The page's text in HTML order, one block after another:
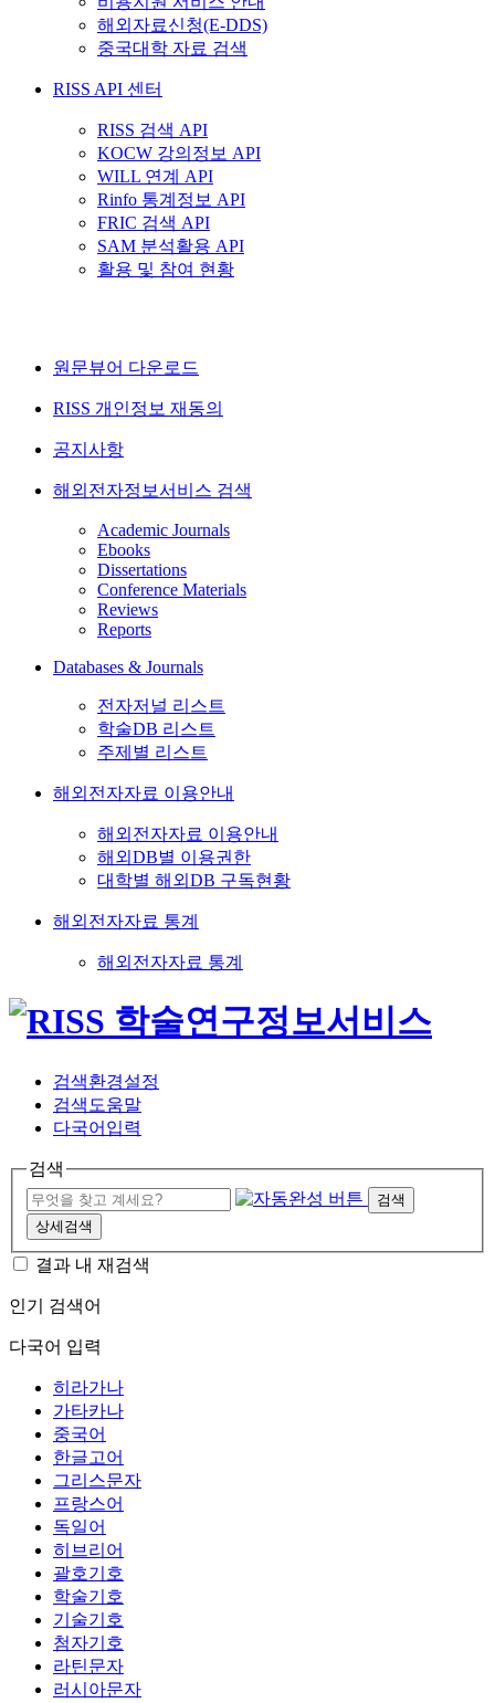
해외자료신청(E-DDS)
중국대학 자료 검색
RISS API 센터
RISS 검색 API
KOCW 강의정보 API
WILL 연계 API
Rinfo 통계정보 API
FRIC 검색 API
SAM 분석활용 API
활용 및 참여 현황
원문뷰어 다운로드
RISS 개인정보 재동의
공지사항
해외전자정보서비스 검색
Academic Journals
Ebooks
Dissertations
Conference Materials
Reviews
Reports
Databases & Journals
전자저널 리스트
학술DB 리스트
주제별 리스트
해외전자자료 이용안내
해외전자자료 이용안내
해외DB별 이용권한
대학별 해외DB 구독현황
해외전자자료 통계
해외전자자료 통계
검색환경설정
검색도움말
다국어입력
검색
검색
상세검색
결과 내 재검색
인기 검색어
다국어 입력
히라가나
가타카나
중국어
한글고어
그리스문자
프랑스어
독일어
히브리어
괄호기호
학술기호
기술기호
첨자기호
라틴문자
러시아문자